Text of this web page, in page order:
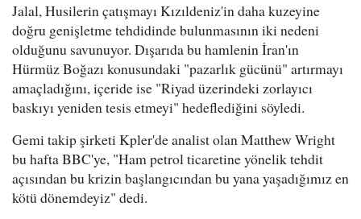
Jalal, Husilerin çatışmayı Kızıldeniz'in daha kuzeyine
doğru genişletme tehdidinde bulunmasının iki nedeni
olduğunu savunuyor. Dışarıda bu hamlenin İran'ın
Hürmüz Boğazı konusundaki "pazarlık gücünü" artırmayı
amaçladığını, içeride ise "Riyad üzerindeki zorlayıcı
baskıyı yeniden tesis etmeyi" hedeflediğini söyledi.
Gemi takip şirketi Kpler'de analist olan Matthew Wright
bu hafta BBC'ye, "Ham petrol ticaretine yönelik tehdit
açısından bu krizin başlangıcından bu yana yaşadığımız en
kötü dönemdeyiz" dedi.